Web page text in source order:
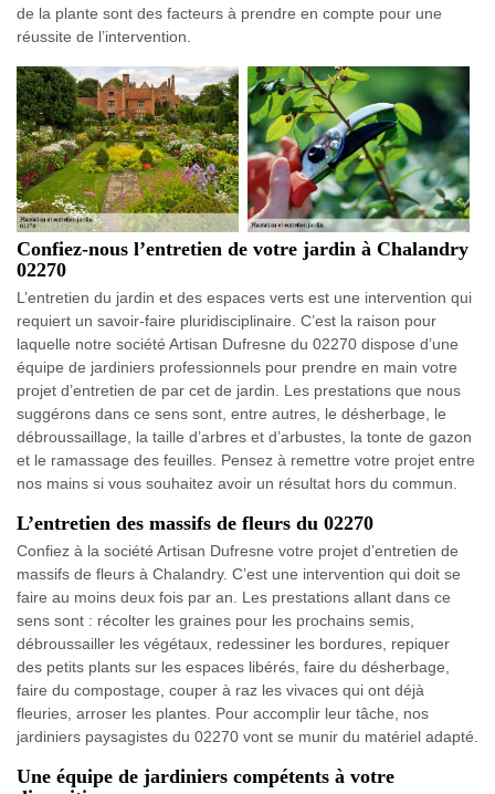
de la plante sont des facteurs à prendre en compte pour une
réussite de l’intervention.
Confiez-nous l’entretien de votre jardin à Chalandry
02270
L’entretien du jardin et des espaces verts est une intervention qui
requiert un savoir-faire pluridisciplinaire. C’est la raison pour
laquelle notre société Artisan Dufresne du 02270 dispose d’une
équipe de jardiniers professionnels pour prendre en main votre
projet d’entretien de par cet de jardin. Les prestations que nous
suggérons dans ce sens sont, entre autres, le désherbage, le
débroussaillage, la taille d’arbres et d’arbustes, la tonte de gazon
et le ramassage des feuilles. Pensez à remettre votre projet entre
nos mains si vous souhaitez avoir un résultat hors du commun.
L’entretien des massifs de fleurs du 02270
Confiez à la société Artisan Dufresne votre projet d’entretien de
massifs de fleurs à Chalandry. C’est une intervention qui doit se
faire au moins deux fois par an. Les prestations allant dans ce
sens sont : récolter les graines pour les prochains semis,
débroussailler les végétaux, redessiner les bordures, repiquer
des petits plants sur les espaces libérés, faire du désherbage,
faire du compostage, couper à raz les vivaces qui ont déjà
fleuries, arroser les plantes. Pour accomplir leur tâche, nos
jardiniers paysagistes du 02270 vont se munir du matériel adapté.
Une équipe de jardiniers compétents à votre